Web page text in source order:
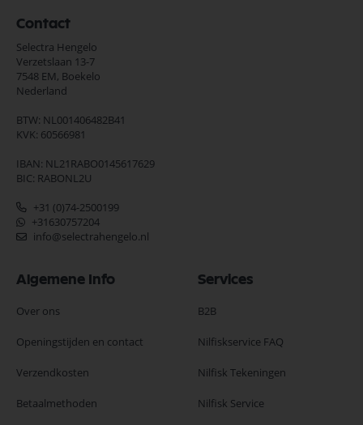
Contact
Selectra Hengelo
Verzetslaan 13-7
7548 EM, Boekelo
Nederland
BTW: NL001406482B41
KVK: 60566981
IBAN: NL21RABO0145617629
BIC: RABONL2U
+31 (0)74-2500199
+31630757204
info@selectrahengelo.nl
Algemene Info
Over ons
Openingstijden en contact
Verzendkosten
Betaalmethoden
Services
B2B
Nilfiskservice FAQ
Nilfisk Tekeningen
Nilfisk Service